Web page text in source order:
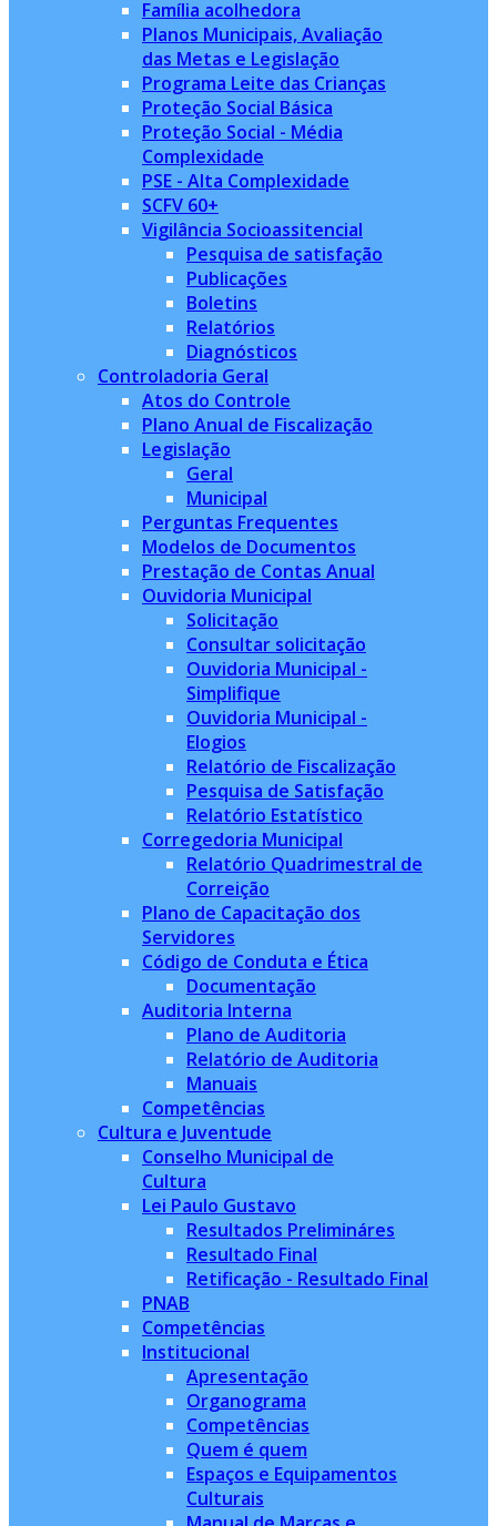
Família acolhedora
Planos Municipais, Avaliação
das Metas e Legislação
Programa Leite das Crianças
Proteção Social Básica
Proteção Social - Média
Complexidade
PSE - Alta Complexidade
SCFV 60+
Vigilância Socioassitencial
Pesquisa de satisfação
Publicações
Boletins
Relatórios
Diagnósticos
Controladoria Geral
Atos do Controle
Plano Anual de Fiscalização
Legislação
Geral
Municipal
Perguntas Frequentes
Modelos de Documentos
Prestação de Contas Anual
Ouvidoria Municipal
Solicitação
Consultar solicitação
Ouvidoria Municipal -
Simplifique
Ouvidoria Municipal -
Elogios
Relatório de Fiscalização
Pesquisa de Satisfação
Relatório Estatístico
Corregedoria Municipal
Relatório Quadrimestral de
Correição
Plano de Capacitação dos
Servidores
Código de Conduta e Ética
Documentação
Auditoria Interna
Plano de Auditoria
Relatório de Auditoria
Manuais
Competências
Cultura e Juventude
Conselho Municipal de
Cultura
Lei Paulo Gustavo
Resultados Prelimináres
Resultado Final
Retificação - Resultado Final
PNAB
Competências
Institucional
Apresentação
Organograma
Competências
Quem é quem
Espaços e Equipamentos
Culturais